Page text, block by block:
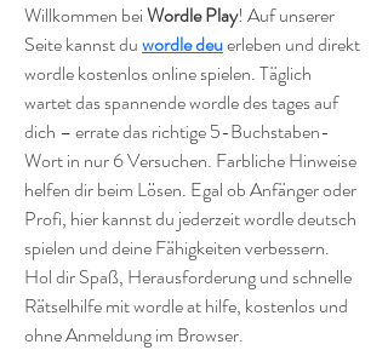
Willkommen bei Wordle Play! Auf unserer
Seite kannst du wordle deu erleben und direkt
wordle kostenlos online spielen. Täglich
wartet das spannende wordle des tages auf
dich – errate das richtige 5-Buchstaben-
Wort in nur 6 Versuchen. Farbliche Hinweise
helfen dir beim Lösen. Egal ob Anfänger oder
Profi, hier kannst du jederzeit wordle deutsch
spielen und deine Fähigkeiten verbessern.
Hol dir Spaß, Herausforderung und schnelle
Rätselhilfe mit wordle at hilfe, kostenlos und
ohne Anmeldung im Browser.